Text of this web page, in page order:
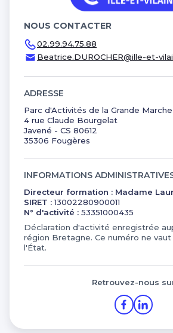
Nos centres dans CCI
Morbihan
Accéder aux catalogues PDF
Financer ma formation avec
Région Bretagne
NOUS CONTACTER
02.99.94.75.88
Beatrice.DUROCHER@ille-et-
ADRESSE
Parc d'Activités de la Grande Marche
4 rue Claude Bourgelat
Javené - CS 80612
35306 Fougères
INFORMATIONS
Directeur formation : Madame
SIRET :13002280900011
N° d'activité : 53351000435
Déclaration d'activité enregistrée
région Bretagne. Ce numéro ne
l'État.
Retrouvez-nous